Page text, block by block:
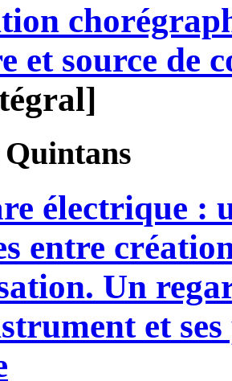
et source de
Quintans
électrique :
entre
Un
et